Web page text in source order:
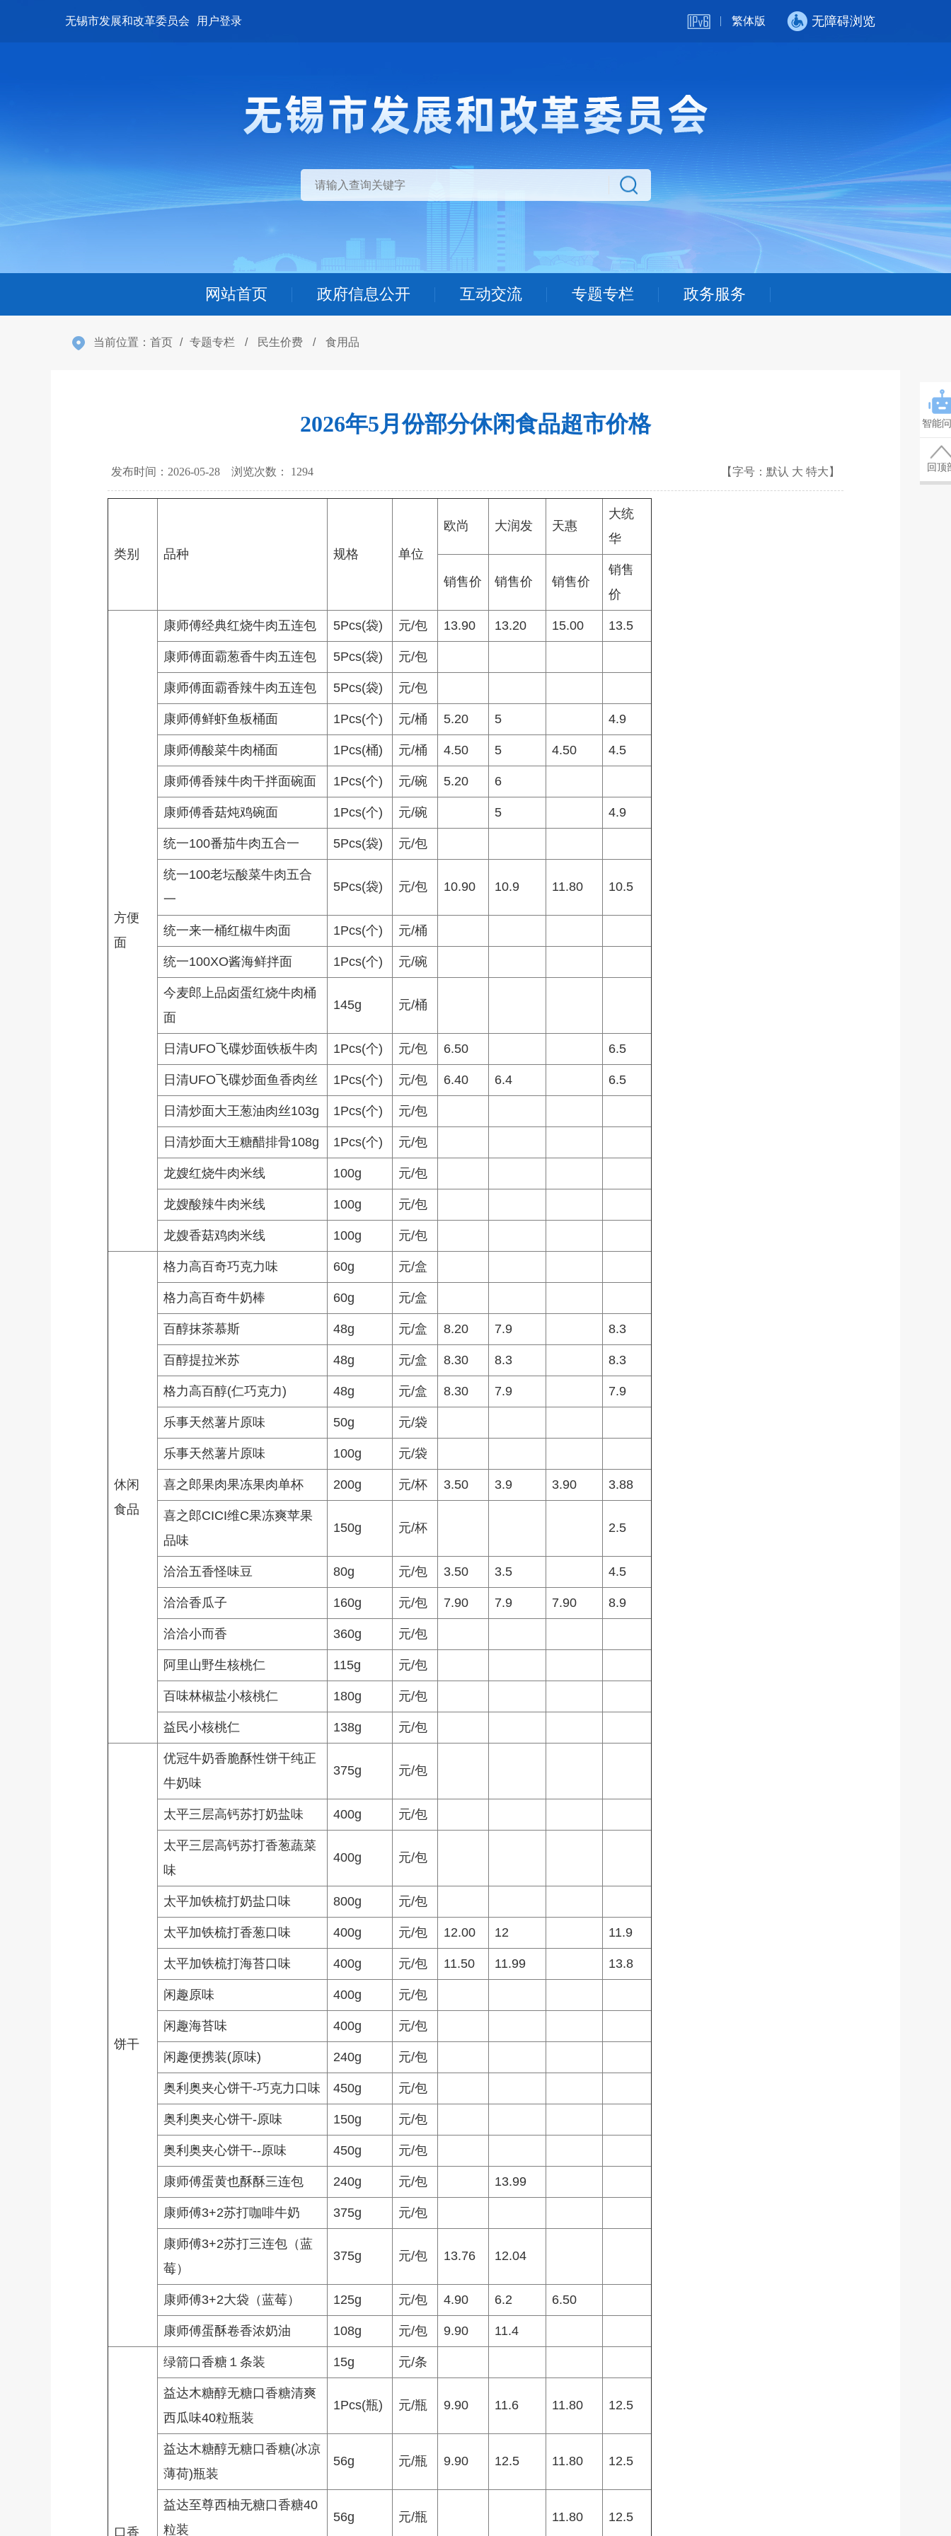
无锡市发展和改革委员会 用户登录 繁体版 无障碍浏览
网站首页 政府信息公开 互动交流 专题专栏 政务服务
当前位置： 首页 / 专题专栏 / 民生价费 / 食用品
2026年5月份部分休闲食品超市价格
发布时间：2026-05-28 浏览次数： 1294 【字号： 默认 大 特大 】
类别 品种 规格 单位
欧尚 大润发 天惠
大统
华
销售价 销售价 销售价
销售
价
方便
面
康师傅经典红烧牛肉五连包 5Pcs(袋) 元/包 13.90 13.20 15.00 13.5
康师傅面霸葱香牛肉五连包 5Pcs(袋) 元/包
康师傅面霸香辣牛肉五连包 5Pcs(袋) 元/包
康师傅鲜虾鱼板桶面 1Pcs(个) 元/桶 5.20 5 4.9
康师傅酸菜牛肉桶面 1Pcs(桶) 元/桶 4.50 5 4.50 4.5
康师傅香辣牛肉干拌面碗面 1Pcs(个) 元/碗 5.20 6
康师傅香菇炖鸡碗面 1Pcs(个) 元/碗 5 4.9
统一100番茄牛肉五合一 5Pcs(袋) 元/包
统一100老坛酸菜牛肉五合
一
5Pcs(袋) 元/包 10.90 10.9 11.80 10.5
统一来一桶红椒牛肉面 1Pcs(个) 元/桶
统一100XO酱海鲜拌面 1Pcs(个) 元/碗
今麦郎上品卤蛋红烧牛肉桶
面
145g 元/桶
日清UFO飞碟炒面铁板牛肉 1Pcs(个) 元/包 6.50 6.5
日清UFO飞碟炒面鱼香肉丝 1Pcs(个) 元/包 6.40 6.4 6.5
日清炒面大王葱油肉丝103g 1Pcs(个) 元/包
日清炒面大王糖醋排骨108g 1Pcs(个) 元/包
龙嫂红烧牛肉米线 100g 元/包
龙嫂酸辣牛肉米线 100g 元/包
龙嫂香菇鸡肉米线 100g 元/包
休闲
食品
格力高百奇巧克力味 60g 元/盒
格力高百奇牛奶棒 60g 元/盒
百醇抹茶慕斯 48g 元/盒 8.20 7.9 8.3
百醇提拉米苏 48g 元/盒 8.30 8.3 8.3
格力高百醇(仁巧克力) 48g 元/盒 8.30 7.9 7.9
乐事天然薯片原味 50g 元/袋
乐事天然薯片原味 100g 元/袋
喜之郎果肉果冻果肉单杯 200g 元/杯 3.50 3.9 3.90 3.88
喜之郎CICI维C果冻爽苹果
品味
150g 元/杯 2.5
洽洽五香怪味豆 80g 元/包 3.50 3.5 4.5
洽洽香瓜子 160g 元/包 7.90 7.9 7.90 8.9
洽洽小而香 360g 元/包
阿里山野生核桃仁 115g 元/包
百味林椒盐小核桃仁 180g 元/包
益民小核桃仁 138g 元/包
饼干
优冠牛奶香脆酥性饼干纯正
牛奶味
375g 元/包
太平三层高钙苏打奶盐味 400g 元/包
太平三层高钙苏打香葱蔬菜
味
400g 元/包
太平加铁梳打奶盐口味 800g 元/包
太平加铁梳打香葱口味 400g 元/包 12.00 12 11.9
太平加铁梳打海苔口味 400g 元/包 11.50 11.99 13.8
闲趣原味 400g 元/包
闲趣海苔味 400g 元/包
闲趣便携装(原味) 240g 元/包
奥利奥夹心饼干-巧克力口味 450g 元/包
奥利奥夹心饼干-原味 150g 元/包
奥利奥夹心饼干--原味 450g 元/包
康师傅蛋黄也酥酥三连包 240g 元/包 13.99
康师傅3+2苏打咖啡牛奶 375g 元/包
康师傅3+2苏打三连包（蓝
莓）
375g 元/包 13.76 12.04
康师傅3+2大袋（蓝莓） 125g 元/包 4.90 6.2 6.50
康师傅蛋酥卷香浓奶油 108g 元/包 9.90 11.4
口香
绿箭口香糖１条装 15g 元/条
益达木糖醇无糖口香糖清爽
西瓜味40粒瓶装
1Pcs(瓶) 元/瓶 9.90 11.6 11.80 12.5
益达木糖醇无糖口香糖(冰凉
薄荷)瓶装
56g 元/瓶 9.90 12.5 11.80 12.5
益达至尊西柚无糖口香糖40
粒装
56g 元/瓶 11.80 12.5
智能
回顶